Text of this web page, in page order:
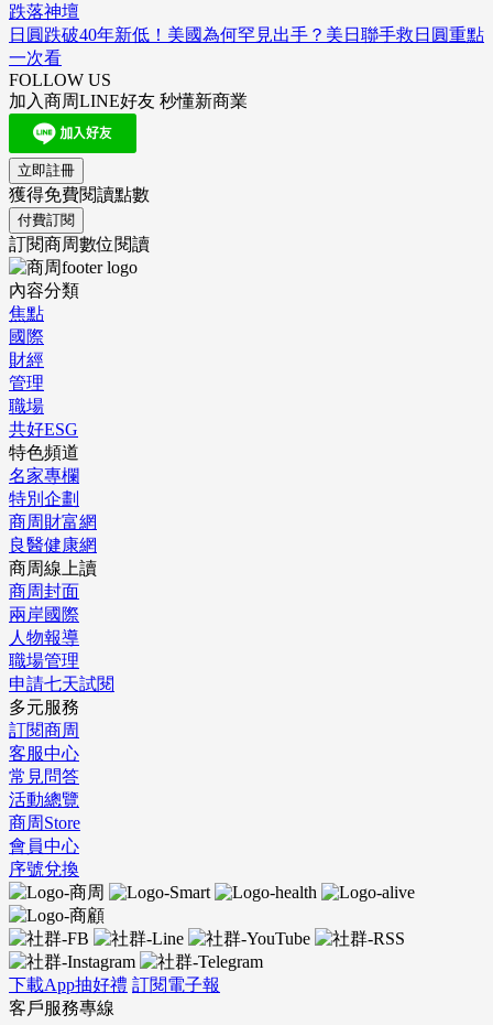
跌落神壇
日圓跌破40年新低！美國為何罕見出手？美日聯手救日圓重點
一次看
FOLLOW US
加入商周LINE好友 秒懂新商業
立即註冊
獲得免費閱讀點數
付費訂閱
訂閱商周數位閱讀
內容分類
焦點
國際
財經
管理
職場
共好ESG
特色頻道
名家專欄
特別企劃
商周財富網
良醫健康網
商周線上讀
商周封面
兩岸國際
人物報導
職場管理
申請七天試閱
多元服務
訂閱商周
客服中心
常見問答
活動總覽
商周Store
會員中心
序號兌換
下載App抽好禮 訂閱電子報
客戶服務專線